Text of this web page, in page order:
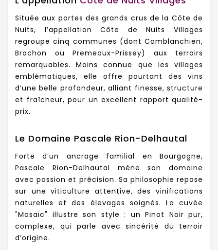
Située aux portes des grands crus de la Côte de
Nuits, l’appellation Côte de Nuits Villages
regroupe cinq communes (dont Comblanchien,
Brochon ou Premeaux-Prissey) aux terroirs
remarquables. Moins connue que les villages
emblématiques, elle offre pourtant des vins
d’une belle profondeur, alliant finesse, structure
et fraîcheur, pour un excellent rapport qualité-
prix.
Le Domaine Pascale Rion-Delhautal
Forte d’un ancrage familial en Bourgogne,
Pascale Rion-Delhautal mène son domaine
avec passion et précision. Sa philosophie repose
sur une viticulture attentive, des vinifications
naturelles et des élevages soignés. La cuvée
"Mosaïc" illustre son style : un Pinot Noir pur,
complexe, qui parle avec sincérité du terroir
d’origine.